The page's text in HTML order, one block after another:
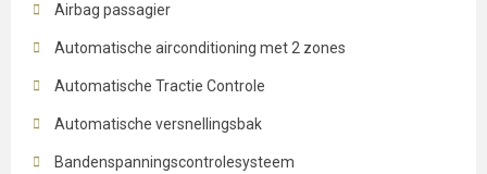
Airbag passagier
Automatische airconditioning met 2 zones
Automatische Tractie Controle
Automatische versnellingsbak
Bandenspanningscontrolesysteem